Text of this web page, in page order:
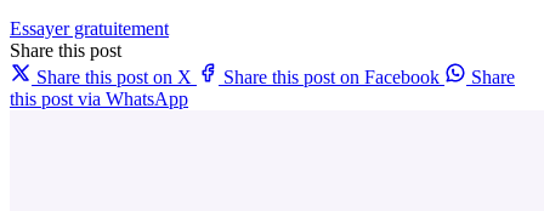
Essayer gratuitement
Share this post
Share this post on X
Share this post on Facebook
Share
this post via WhatsApp